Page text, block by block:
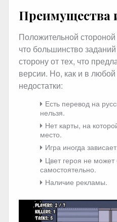
Преимущества
Положительной стороной
что большинство
сторону от тех, что
версии. Но, как и в
недостатки:
Есть перевод на
нельзя.
Нет карты, на
место.
Игра иногда
Цвет героя не
самостоятельно.
Наличие рекламы.